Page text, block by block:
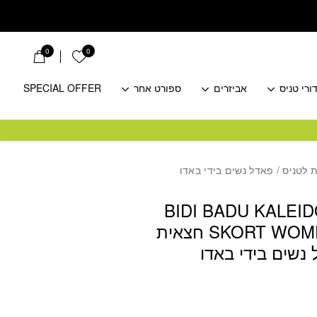
0 הרשימה שלי
0
טניס אביזרים ספורט אחר
SPECIAL OFFER
BIDI BADU
SKORT WOMENS WHMX חצאית
בידי באדו